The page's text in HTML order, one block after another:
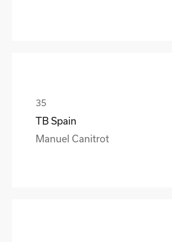
TB Spain
Manuel Canitrot